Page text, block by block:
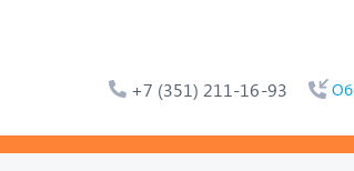
+7 (351) 211-16-93